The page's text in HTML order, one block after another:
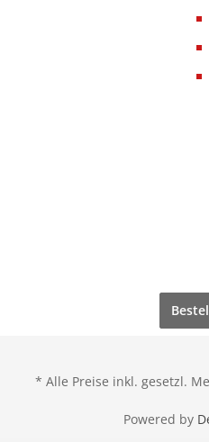
* Alle Preise inkl. gesetzl.
Powered by